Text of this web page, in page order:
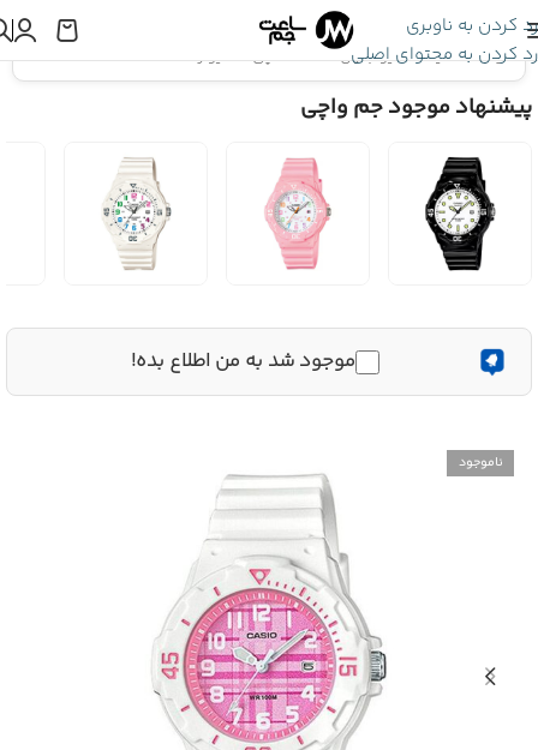
رد کردن به ناوبری
رد کردن به محتوای اصلی
اینجا هستید:کاسیو جنرال»ساعت مچی کاسیو زنانه LRW-200H-4C
پیشنهاد موجود جم واچی
موجود شد به من اطلاع بده!
ناموجود